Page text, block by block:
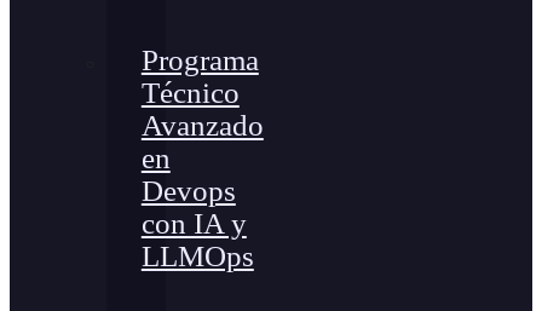
Programa
Técnico
Avanzado
en
Devops
con IA y
LLMOps